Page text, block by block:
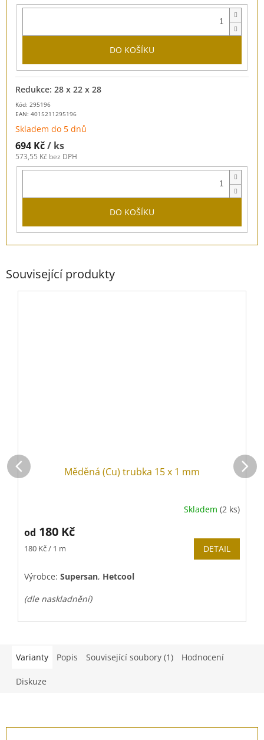
DO KOŠÍKU
Kód: 295196
EAN: 4015211295196
Redukce: 28 x 22 x 28
Skladem do 5 dnů
694 Kč/ ks
573,55 Kč bez DPH
DO KOŠÍKU
Související produkty
Měděná (Cu) trubka 15 x 1 mm
Skladem (2 ks)
od 180 Kč
Měrná
180 Kč / 1 m DETAIL
Výrobce: Supersan, Hetcool
(dle naskladnění)
Varianty Popis Související soubory (1) Hodnocení
Diskuze